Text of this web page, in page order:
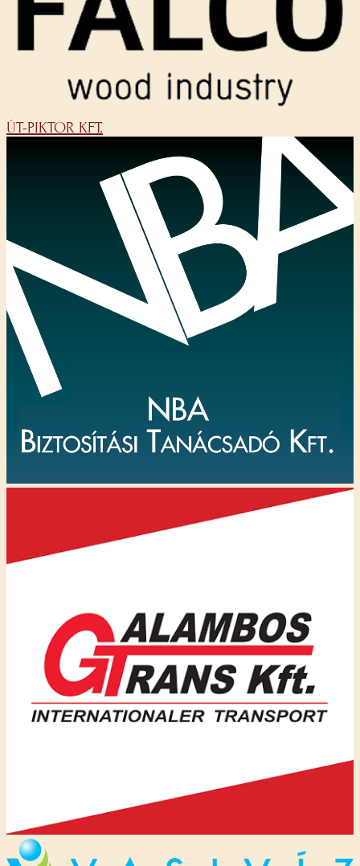
ÚT-PIKTOR KFT.